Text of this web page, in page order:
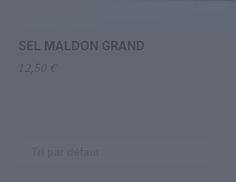
SEL MALDON GRAND
12,50 €